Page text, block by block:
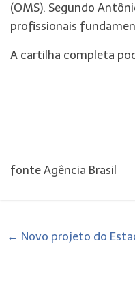
(OMS). Segundo
profissionais
A cartilha completa
fonte Agência Brasil
← Novo projeto do